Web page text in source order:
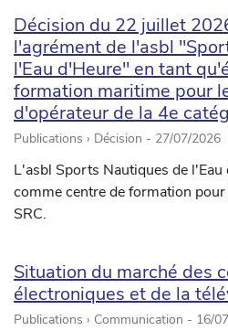
Décision du 22 juillet
l'agrément de l'asbl
l'Eau d'Heure" en tant
formation maritime pour
d'opérateur de la 4e
Publications › Décision - 27/07/2026
L'asbl Sports Nautiques de
comme centre de formation
SRC.
Situation du marché des
électroniques et de la
Publications › Communication - 16/